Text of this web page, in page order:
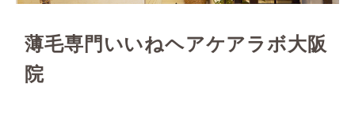
薄毛専門いいねヘアケアラボ大阪
院